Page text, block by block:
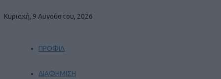
Κυριακή, 9 Αυγούστου, 2026
ΠΡΟΦΙΛ
ΔΙΑΦΗΜΙΣΗ